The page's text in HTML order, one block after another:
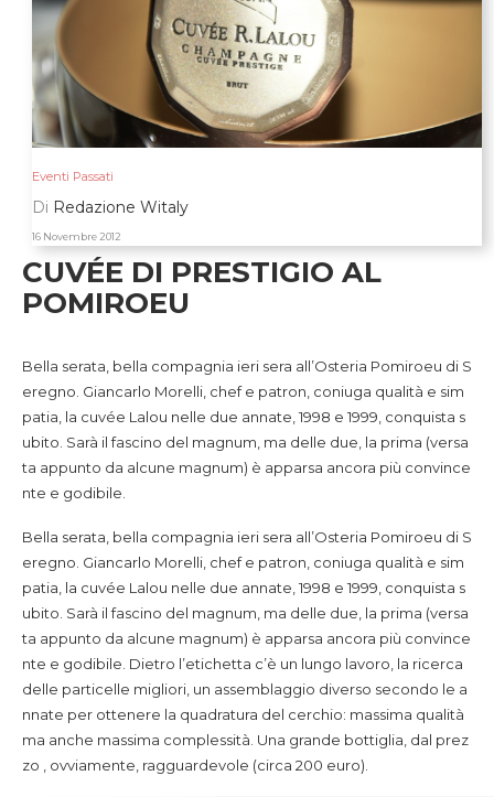
Eventi Passati
Di Redazione Witaly
16 Novembre 2012
CUVÉE DI PRESTIGIO AL
POMIROEU
Bella serata, bella compagnia ieri sera all’Osteria Pomiroeu di S
eregno. Giancarlo Morelli, chef e patron, coniuga qualità e sim
patia, la cuvée Lalou nelle due annate, 1998 e 1999, conquista s
ubito. Sarà il fascino del magnum, ma delle due, la prima (versa
ta appunto da alcune magnum) è apparsa ancora più convince
nte e godibile.
Bella serata, bella compagnia ieri sera all’Osteria Pomiroeu di S
eregno. Giancarlo Morelli, chef e patron, coniuga qualità e sim
patia, la cuvée Lalou nelle due annate, 1998 e 1999, conquista s
ubito. Sarà il fascino del magnum, ma delle due, la prima (versa
ta appunto da alcune magnum) è apparsa ancora più convince
nte e godibile. Dietro l’etichetta c’è un lungo lavoro, la ricerca
delle particelle migliori, un assemblaggio diverso secondo le a
nnate per ottenere la quadratura del cerchio: massima qualità
ma anche massima complessità. Una grande bottiglia, dal prez
zo , ovviamente, ragguardevole (circa 200 euro).